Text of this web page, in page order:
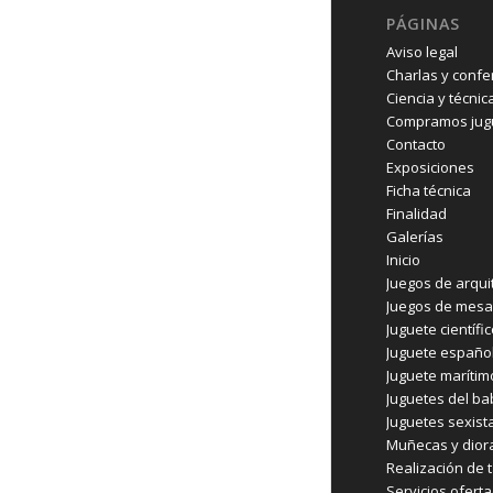
PÁGINAS
Aviso legal
Charlas y
Ciencia y
Compramos
Contacto
Exposiciones
Ficha técnica
Finalidad
Galerías
Inicio
Juegos de
Juegos de mesa
Juguete
Juguete
Juguete
Juguetes del
Juguetes
Muñecas y
Realización de